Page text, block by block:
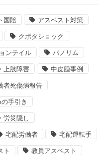
国賠 アスベスト対策
クボタショック
ンテイル パノリム
上肢障害 中皮腫事例
者死傷病報告
手引き
労災隠し
宅配労働者 宅配運転手
ト 教員アスベスト